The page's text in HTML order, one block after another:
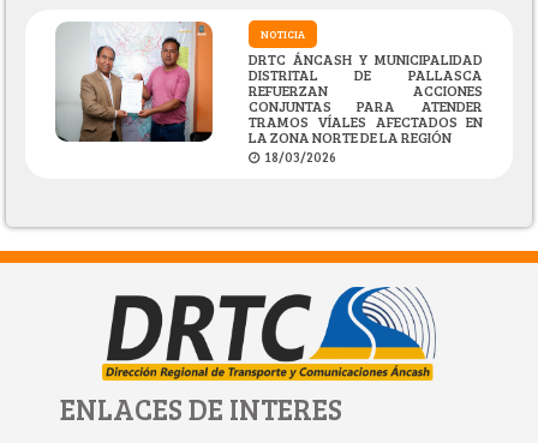
NOTICIA
DRTC ÁNCASH Y MUNICIPALIDAD
DISTRITAL DE PALLASCA
REFUERZAN ACCIONES
CONJUNTAS PARA ATENDER
TRAMOS VÍALES AFECTADOS EN
LA ZONA NORTE DE LA REGIÓN
18/03/2026
ENLACES DE INTERES